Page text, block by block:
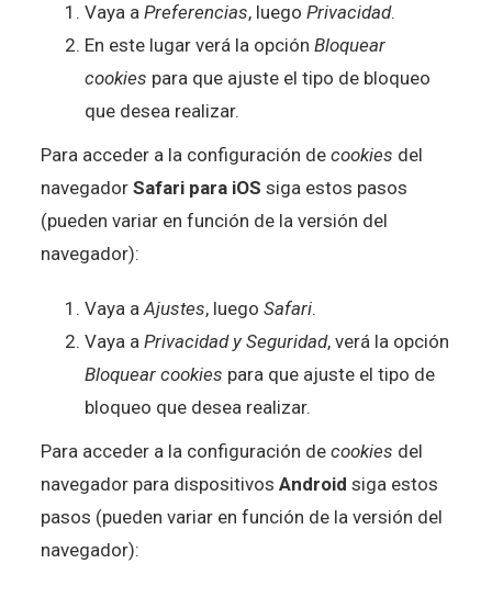
Vaya aPreferencias, luegoPrivacidad.
En este lugar verá la opciónBloquear
cookies para que ajuste el tipo de bloqueo
que desea realizar.
Para acceder a la configuración decookies del
navegadorSafari para iOS siga estos pasos
(pueden variar en función de la versión del
navegador):
Vaya aAjustes, luegoSafari.
Vaya aPrivacidad y Seguridad, verá la opción
Bloquear cookies para que ajuste el tipo de
bloqueo que desea realizar.
Para acceder a la configuración decookies del
navegador para dispositivosAndroid siga estos
pasos (pueden variar en función de la versión del
navegador):